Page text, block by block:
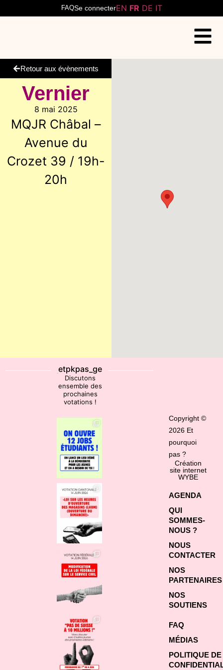
EN FR DE IT
FAQSe connecter
Retour aux évènements
Vernier
8 mai 2025
MQJR Châbal –
Avenue du
Crozet 39 / 19h-
20h
etpkpas_ge
Discutons
ensemble des
prochaines
votations !
Copyright ©
2026 Et
pourquoi
pas ?
Création
site internet
WYBE
AGENDA
QUI
SOMMES-
NOUS ?
NOUS
CONTACTER
NOS
PARTENAIRES
NOS
SOUTIENS
FAQ
MÉDIAS
POLITIQUE DE